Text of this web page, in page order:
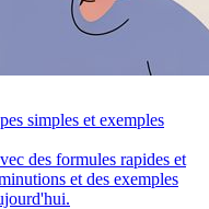
simples et exemples
des formules rapides et
et des exemples